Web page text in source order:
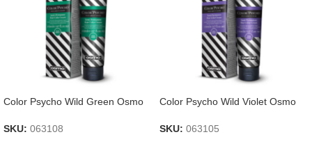
Color Psycho Wild Green Osmo
SKU: 063108
Color Psycho Wild Violet Osmo
SKU: 063105